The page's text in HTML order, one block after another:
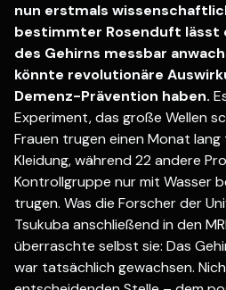
nun erstmals
bestimmter Rosenduft lässt
des Gehirns messbar
könnte revolutionäre
Demenz-Prävention haben.
Experiment, das große Wellen
Frauen trugen einen Monat
Kleidung, während 22 andere
Kontrollgruppe nur mit Wasser
trugen. Was die Forscher der
Tsukuba anschließend in den
überraschte selbst sie: Das
war tatsächlich gewachsen.